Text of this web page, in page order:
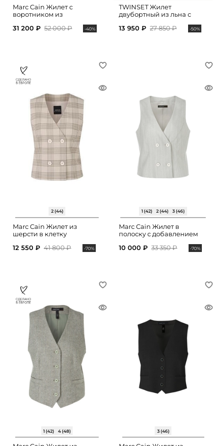
Marc Cain Жилет с
воротником из
31 200 ₽ 52 000 ₽ -40%
TWINSET Жилет
двубортный из льна с
13 950 ₽ 27 850 ₽ -50%
2 (44)
Marc Cain Жилет из
шерсти в клетку
12 550 ₽ 41 800 ₽ -70%
1 (42) 2 (44) 3 (46)
Marc Cain Жилет в
полоску с добавлением
10 000 ₽ 33 350 ₽ -70%
1 (42) 4 (48) 3 (46)